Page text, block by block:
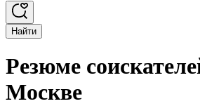
Найти
Резюме
Москве